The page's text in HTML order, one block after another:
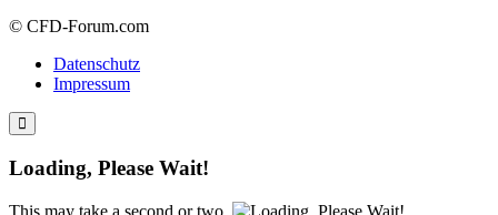
© CFD-Forum.com
Datenschutz
Impressum
Loading, Please Wait!
This may take a second or two.